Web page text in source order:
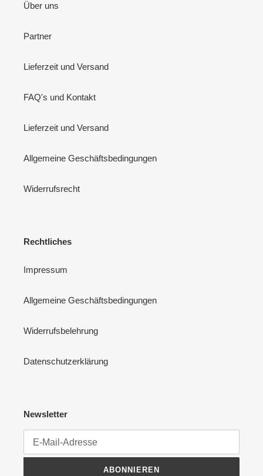
Über uns
Partner
Lieferzeit und Versand
FAQ's und Kontakt
Lieferzeit und Versand
Allgemeine Geschäftsbedingungen
Widerrufsrecht
Rechtliches
Impressum
Allgemeine Geschäftsbedingungen
Widerrufsbelehrung
Datenschutzerklärung
Newsletter
ABONNIEREN